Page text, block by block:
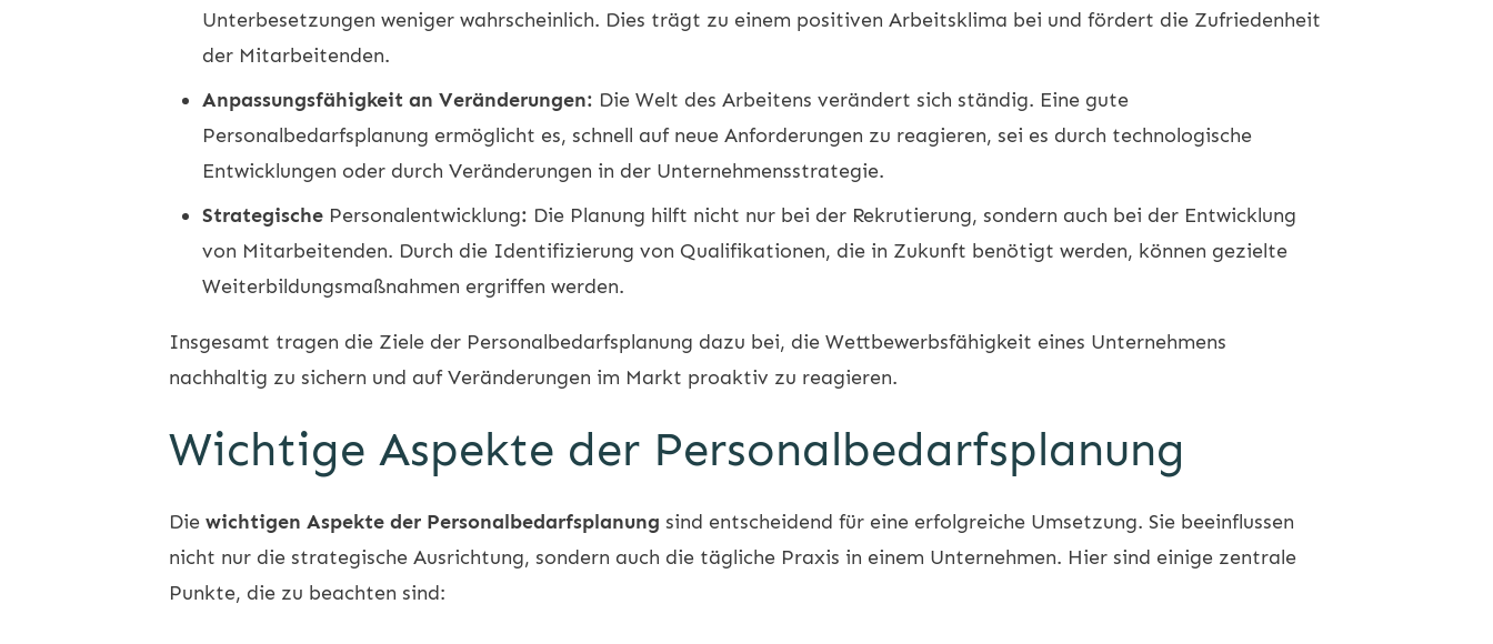
Unterbesetzungen weniger wahrscheinlich. Dies trägt zu einem positiven Arbeitsklima bei und fördert die Zufriedenheit
der Mitarbeitenden.
Anpassungsfähigkeit an Veränderungen: Die Welt des Arbeitens verändert sich ständig. Eine gute
Personalbedarfsplanung ermöglicht es, schnell auf neue Anforderungen zu reagieren, sei es durch technologische
Entwicklungen oder durch Veränderungen in der Unternehmensstrategie.
Strategische Personalentwicklung: Die Planung hilft nicht nur bei der Rekrutierung, sondern auch bei der Entwicklung
von Mitarbeitenden. Durch die Identifizierung von Qualifikationen, die in Zukunft benötigt werden, können gezielte
Weiterbildungsmaßnahmen ergriffen werden.
Insgesamt tragen die Ziele der Personalbedarfsplanung dazu bei, die Wettbewerbsfähigkeit eines Unternehmens
nachhaltig zu sichern und auf Veränderungen im Markt proaktiv zu reagieren.
Wichtige Aspekte der Personalbedarfsplanung
Die wichtigen Aspekte der Personalbedarfsplanung sind entscheidend für eine erfolgreiche Umsetzung. Sie beeinflussen
nicht nur die strategische Ausrichtung, sondern auch die tägliche Praxis in einem Unternehmen. Hier sind einige zentrale
Punkte, die zu beachten sind: